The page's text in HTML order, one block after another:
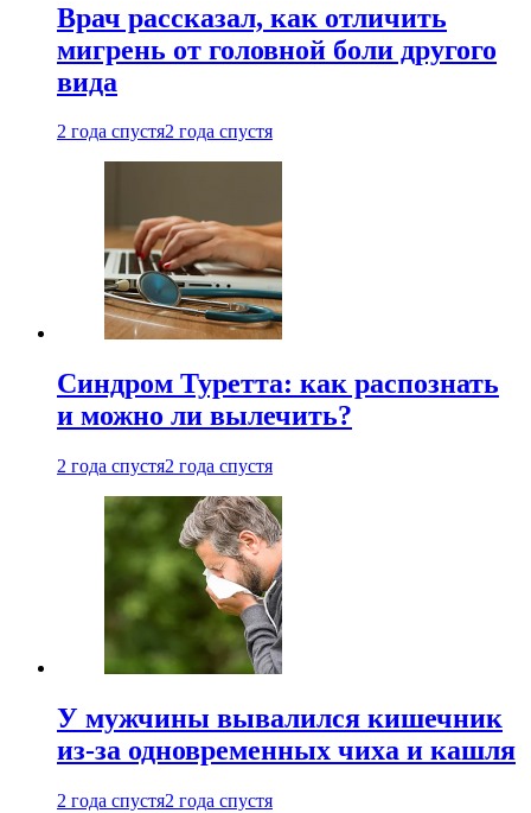
Врач рассказал, как отличить
мигрень от головной боли другого
вида
2 года спустя2 года спустя
Синдром Туретта: как распознать
и можно ли вылечить?
2 года спустя2 года спустя
У мужчины вывалился кишечник
из-за одновременных чиха и кашля
2 года спустя2 года спустя